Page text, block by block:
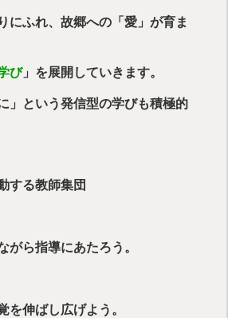
にふれ、故郷への「愛」が育ま
び」を展開していきます。
」という発信型の学びも積極的
する教師集団
がら指導にあたろう。
を伸ばし広げよう。